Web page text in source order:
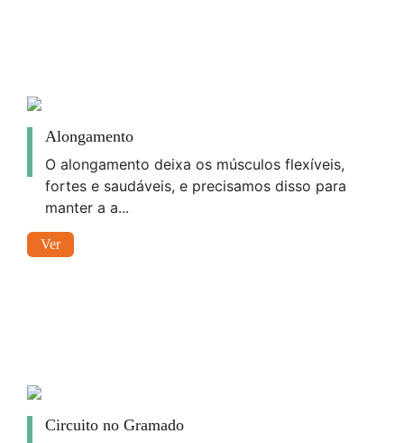
Alongamento
O alongamento deixa os músculos flexíveis,
fortes e saudáveis, e precisamos disso para
manter a a...
Ver
Circuito no Gramado